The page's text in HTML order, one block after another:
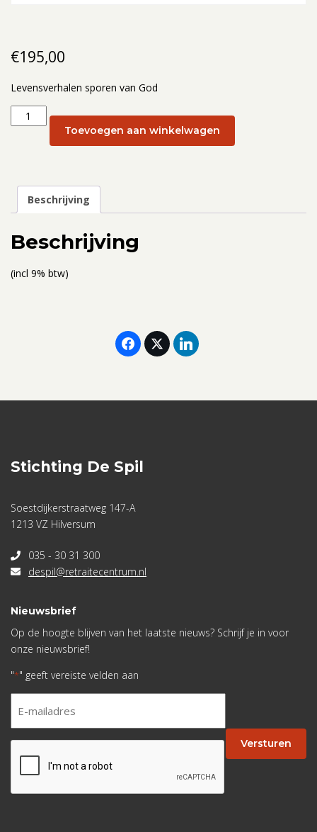
€195,00
Levensverhalen sporen van God
Levensverhalen
sporen
25
2022
Eenpersoonskamer
Toevoegen aan winkelwagen
Beschrijving
Beschrijving
(incl 9% btw)
Stichting De Spil
Soestdijkerstraatweg 147-A
1213 VZ Hilversum
035 - 30 31 300
despil@retraitecentrum.nl
Nieuwsbrief
Op de hoogte blijven van het laatste nieuws? Schrijf je in voor
onze nieuwsbrief!
"*" geeft vereiste velden aan
* Versturen